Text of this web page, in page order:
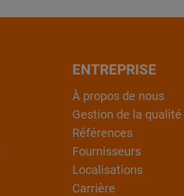
ENTREPRISE
À propos de nous
Gestion de la qualité
Références
Fournisseurs
Localisations
Carrière